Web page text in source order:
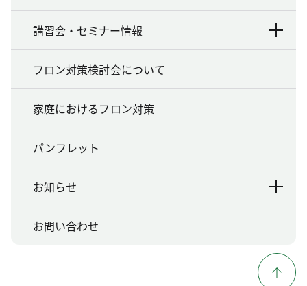
講習会・セミナー情報
フロン対策検討会について
家庭におけるフロン対策
パンフレット
お知らせ
お問い合わせ